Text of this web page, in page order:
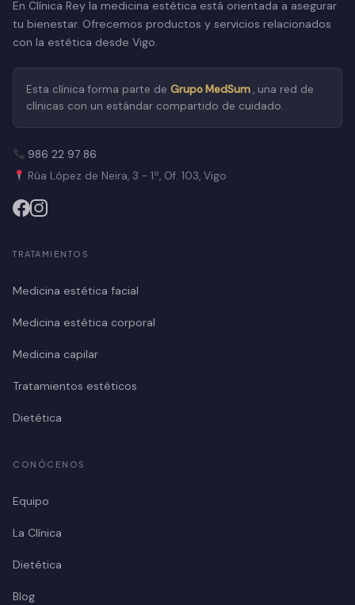
En Clínica Rey la medicina estética está orientada a asegurar
tu bienestar. Ofrecemos productos y servicios relacionados
con la estética desde Vigo.
Esta clínica forma parte de Grupo MedSum, una red de
clínicas con un estándar compartido de cuidado.
986 22 97 86
Rúa López de Neira, 3 - 1º, Of. 103, Vigo
TRATAMIENTOS
Medicina estética facial
Medicina estética corporal
Medicina capilar
Tratamientos estéticos
Dietética
CONÓCENOS
Equipo
La Clínica
Dietética
Blog